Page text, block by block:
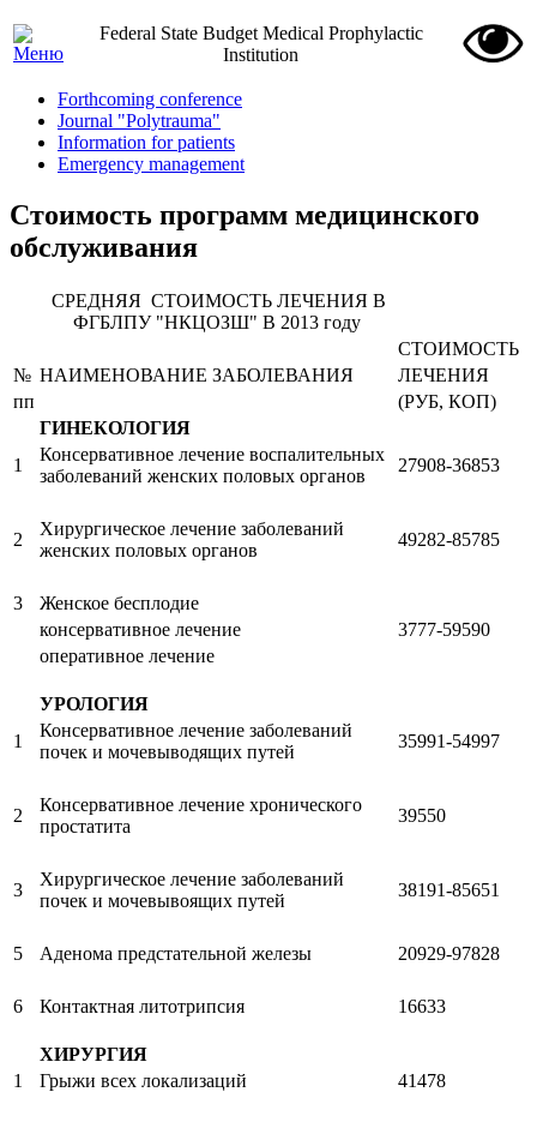
Federal State Budget Medical Prophylactic
Institution
Forthcoming conference
Journal "Polytrauma"
Information for patients
Emergency management
Стоимость программ медицинского
обслуживания
СРЕДНЯЯ СТОИМОСТЬ ЛЕЧЕНИЯ В
ФГБЛПУ "НКЦОЗШ" В 2013 году
СТОИМОСТЬ
№ НАИМЕНОВАНИЕ ЗАБОЛЕВАНИЯ
ЛЕЧЕНИЯ
пп
(РУБ, КОП)
ГИНЕКОЛОГИЯ
1
Консервативное лечение воспалительных
заболеваний женских половых органов
27908-36853
2
Хирургическое лечение заболеваний
женских половых органов
49282-85785
3
Женское бесплодие
консервативное лечение
3777-59590
оперативное лечение
УРОЛОГИЯ
1
Консервативное лечение заболеваний
почек и мочевыводящих путей
35991-54997
2
Консервативное лечение хронического
простатита
39550
3
Хирургическое лечение заболеваний
почек и мочевывоящих путей
38191-85651
5 Аденома предстательной железы 20929-97828
6 Контактная литотрипсия 16633
ХИРУРГИЯ
1
Грыжи всех локализаций 41478